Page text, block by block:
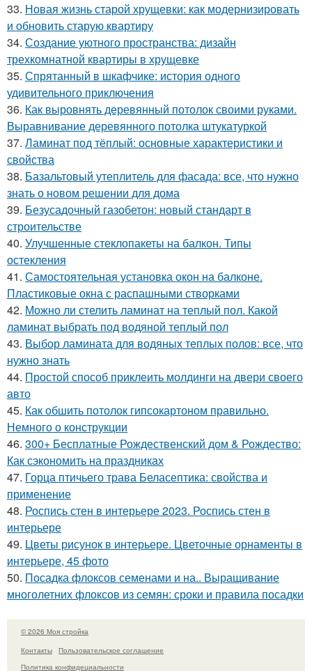
33. Новая жизнь старой хрущевки: как модернизировать
и обновить старую квартиру
34. Создание уютного пространства: дизайн
трехкомнатной квартиры в хрущевке
35. Спрятанный в шкафчике: история одного
удивительного приключения
36. Как выровнять деревянный потолок своими руками.
Выравнивание деревянного потолка штукатуркой
37. Ламинат под тёплый: основные характеристики и
свойства
38. Базальтовый утеплитель для фасада: все, что нужно
знать о новом решении для дома
39. Безусадочный газобетон: новый стандарт в
строительстве
40. Улучшенные стеклопакеты на балкон. Типы
остекления
41. Самостоятельная установка окон на балконе.
Пластиковые окна с распашными створками
42. Можно ли стелить ламинат на теплый пол. Какой
ламинат выбрать под водяной теплый пол
43. Выбор ламината для водяных теплых полов: все, что
нужно знать
44. Простой способ приклеить молдинги на двери своего
авто
45. Как обшить потолок гипсокартоном правильно.
Немного о конструкции
46. 300+ Бесплатные Рождественский дом & Рождество:
Как сэкономить на праздниках
47. Горца птичьего трава Беласептика: свойства и
применение
48. Роспись стен в интерьере 2023. Роспись стен в
интерьере
49. Цветы рисунок в интерьере. Цветочные орнаменты в
интерьере, 45 фото
50. Посадка флоксов семенами и на.. Выращивание
многолетних флоксов из семян: сроки и правила посадки
© 2026 Моя стройка
Контакты
Пользовательское соглашение
Политика конфидециальности